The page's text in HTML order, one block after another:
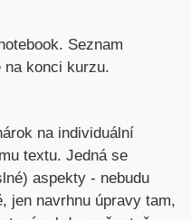
Seznam
na konci kurzu.
na individuální
textu. Jedná se
aspekty - nebudu
jen navrhnu úpravy tam,